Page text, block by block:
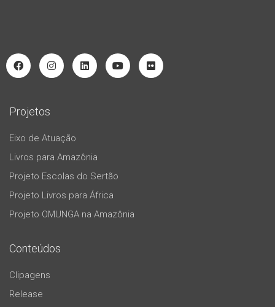
Projetos
Eixo de Atuação
Livros para Amazônia
Projeto Escolas do Sertão
Projeto Livros para África
Projeto OMUNGA na Amazônia
Conteúdos
Clipagens
Release